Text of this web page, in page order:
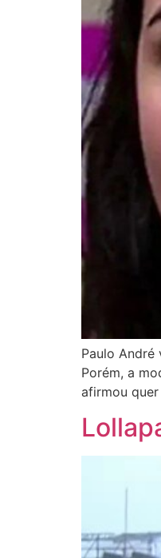
Paulo André
Porém, a
afirmou